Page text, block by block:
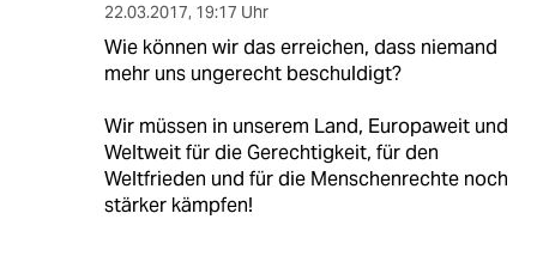
22.03.2017, 19:17 Uhr
Wie können wir das erreichen, dass niemand
mehr uns ungerecht beschuldigt?
Wir müssen in unserem Land, Europaweit und
Weltweit für die Gerechtigkeit, für den
Weltfrieden und für die Menschenrechte noch
stärker kämpfen!